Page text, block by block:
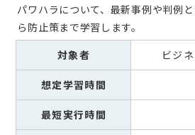
パワハラについて、最新事例や判例
ら防止策まで学習します。
対象者
ビジ
想定学習時間
最短実行時間